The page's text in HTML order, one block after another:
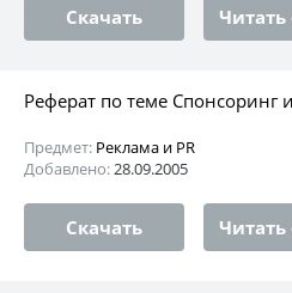
Скачать
Реферат по теме Спонсоринг
Предмет: Реклама и PR
Добавлено:28.09.2005
Скачать